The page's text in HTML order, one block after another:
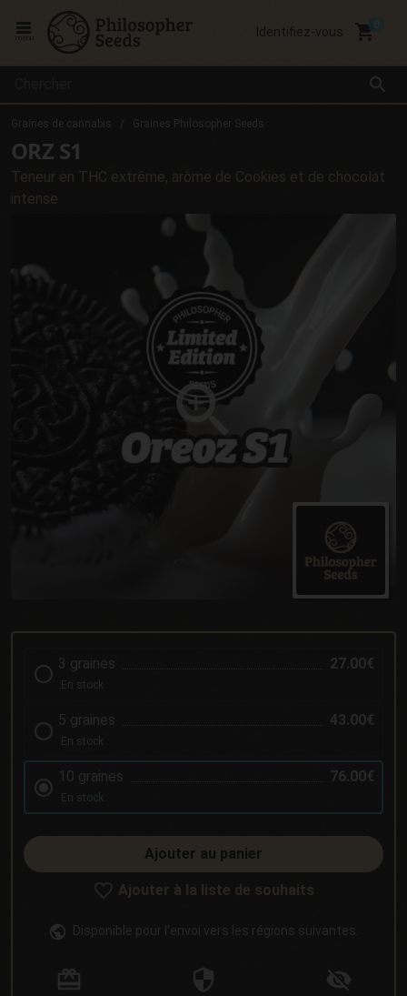
search
Identifiez-vous local_grocery_store
Graines de cannabis Graines Philosopher Seeds
ORZ S1
Teneur en THC extrême, arôme de Cookies et de chocolat
intense
3 graines 27.00€
En stock
5 graines 43.00€
En stock
10 graines 76.00€
En stock
Ajouter au panier
Ajouter à la liste de souhaits
Disponible pour l'envoi vers les régions suivantes.